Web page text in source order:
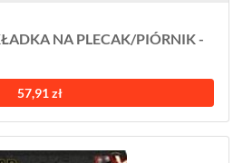
NA PLECAK/PIÓRNIK -
57,91 zł